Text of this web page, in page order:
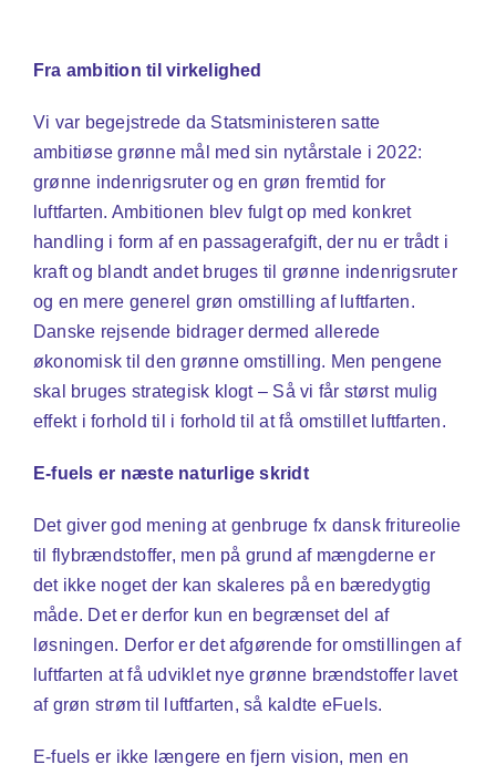
Fra ambition til virkelighed
Vi var begejstrede da Statsministeren satte
ambitiøse grønne mål med sin nytårstale i 2022:
grønne indenrigsruter og en grøn fremtid for
luftfarten. Ambitionen blev fulgt op med konkret
handling i form af en passagerafgift, der nu er trådt i
kraft og blandt andet bruges til grønne indenrigsruter
og en mere generel grøn omstilling af luftfarten.
Danske rejsende bidrager dermed allerede
økonomisk til den grønne omstilling. Men pengene
skal bruges strategisk klogt – Så vi får størst mulig
effekt i forhold til i forhold til at få omstillet luftfarten.
E-fuels er næste naturlige skridt
Det giver god mening at genbruge fx dansk fritureolie
til flybrændstoffer, men på grund af mængderne er
det ikke noget der kan skaleres på en bæredygtig
måde. Det er derfor kun en begrænset del af
løsningen. Derfor er det afgørende for omstillingen af
luftfarten at få udviklet nye grønne brændstoffer lavet
af grøn strøm til luftfarten, så kaldte eFuels.
E-fuels er ikke længere en fjern vision, men en